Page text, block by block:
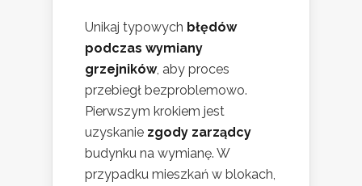
Unikaj typowych błędów
podczas wymiany
grzejników, aby proces
przebiegł bezproblemowo.
Pierwszym krokiem jest
uzyskanie zgody zarządcy
budynku na wymianę. W
przypadku mieszkań w blokach,